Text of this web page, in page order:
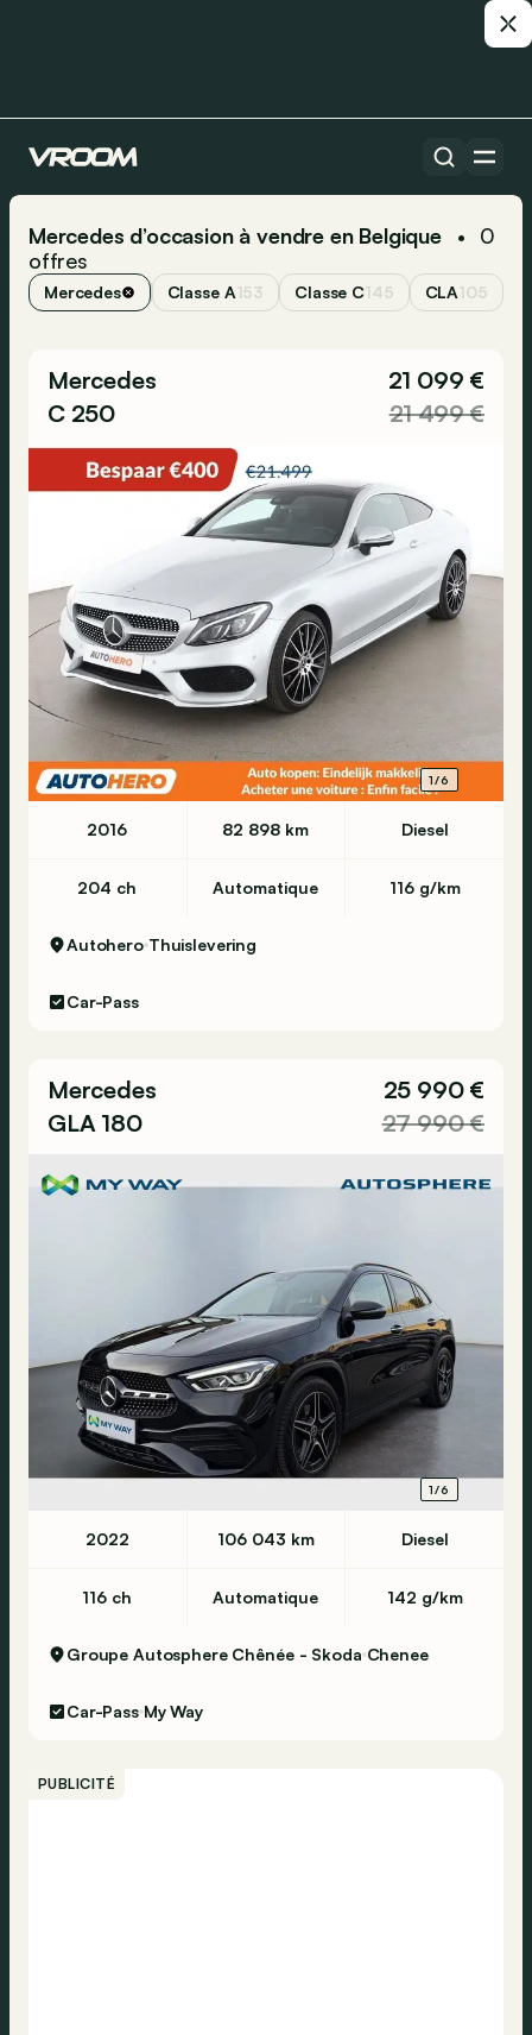
Mercedes d’occasion à vendre en Belgique •
0
offres
Mercedes Classe A153 Classe C145 CLA105
Mercedes
C 250
21 099 €
21 499 €
1/6
2016 82 898 km Diesel
204 ch Automatique 116 g/km
Autohero Thuislevering
Car-Pass
Mercedes
GLA 180
25 990 €
27 990 €
1/6
2022 106 043 km Diesel
116 ch Automatique 142 g/km
Groupe Autosphere Chênée - Skoda Chenee
Car-Pass My Way
PUBLICITÉ